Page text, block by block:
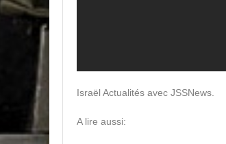
Israël Actualités avec JSSNews.
A lire aussi: